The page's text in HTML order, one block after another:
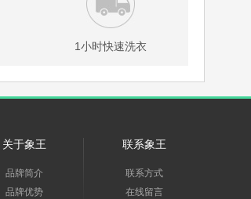
1小时快速洗衣
关于象王
品牌简介
品牌优势
联系象王
联系方式
在线留言